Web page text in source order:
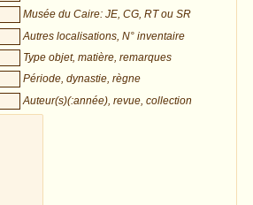
Musée du Caire: JE, CG, RT ou SR
Autres localisations, N° inventaire
Type objet, matière, remarques
Période, dynastie, règne
Auteur(s)(:année), revue, collection